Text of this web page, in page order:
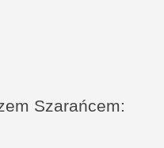
Szarańcem: